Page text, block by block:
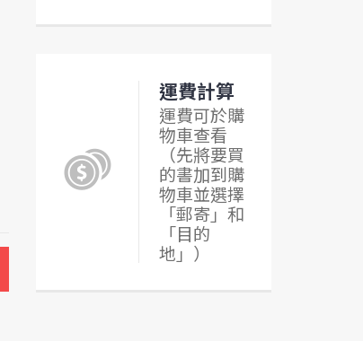
運費計算
運費可於購
物車查看
（先將要買
的書加到購
物車並選擇
「郵寄」和
「目的
地」）